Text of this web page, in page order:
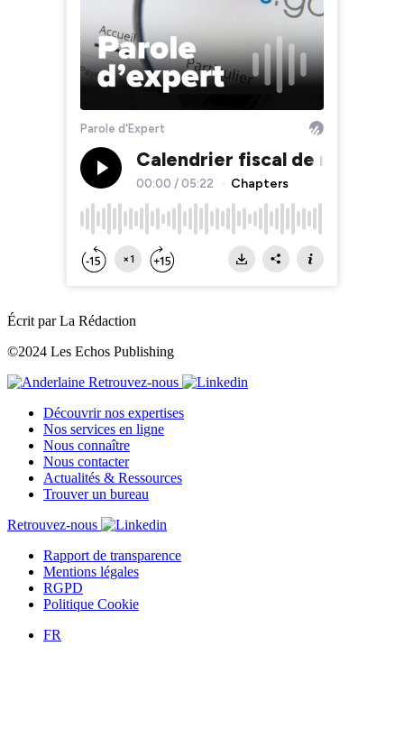
Écrit par La Rédaction
©2024 Les Echos Publishing
Retrouvez-nous
Découvrir nos expertises
Nos services en ligne
Nous connaître
Nous contacter
Actualités & Ressources
Trouver un bureau
Retrouvez-nous
Rapport de transparence
Mentions légales
RGPD
Politique Cookie
FR